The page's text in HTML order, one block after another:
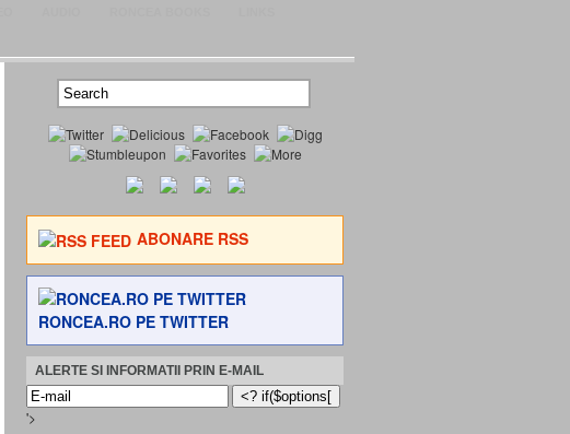
ABONARE RSS
RONCEA.RO PE TWITTER
ALERTE SI INFORMATII PRIN E-MAIL
'>